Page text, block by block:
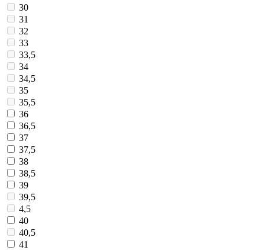
30
31
32
33
33,5
34
34,5
35
35,5
36
36,5
37
37,5
38
38,5
39
39,5
4,5
40
40,5
41